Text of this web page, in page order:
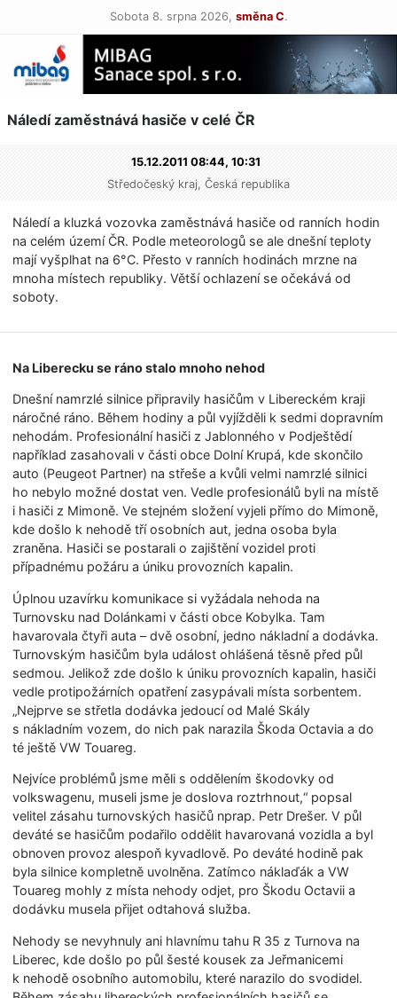
Sobota 8. srpna 2026, směna C.
Náledí zaměstnává hasiče v celé ČR
15.12.2011 08:44, 10:31
Středočeský kraj, Česká republika
Náledí a kluzká vozovka zaměstnává hasiče od ranních hodin
na celém území ČR. Podle meteorologů se ale dnešní teploty
mají vyšplhat na 6°C. Přesto v ranních hodinách mrzne na
mnoha místech republiky. Větší ochlazení se očekává od
soboty.
Na Liberecku se ráno stalo mnoho nehod
Dnešní namrzlé silnice připravily hasičům v Libereckém kraji
náročné ráno. Během hodiny a půl vyjížděli k sedmi dopravním
nehodám. Profesionální hasiči z Jablonného v Podještědí
například zasahovali v části obce Dolní Krupá, kde skončilo
auto (Peugeot Partner) na střeše a kvůli velmi namrzlé silnici
ho nebylo možné dostat ven. Vedle profesionálů byli na místě
i hasiči z Mimoně. Ve stejném složení vyjeli přímo do Mimoně,
kde došlo k nehodě tří osobních aut, jedna osoba byla
zraněna. Hasiči se postarali o zajištění vozidel proti
případnému požáru a úniku provozních kapalin.
Úplnou uzavírku komunikace si vyžádala nehoda na
Turnovsku nad Dolánkami v části obce Kobylka. Tam
havarovala čtyři auta – dvě osobní, jedno nákladní a dodávka.
Turnovským hasičům byla událost ohlášená těsně před půl
sedmou. Jelikož zde došlo k úniku provozních kapalin, hasiči
vedle protipožárních opatření zasypávali místa sorbentem.
„Nejprve se střetla dodávka jedoucí od Malé Skály
s nákladním vozem, do nich pak narazila Škoda Octavia a do
té ještě VW Touareg.
Nejvíce problémů jsme měli s oddělením škodovky od
volkswagenu, museli jsme je doslova roztrhnout,“ popsal
velitel zásahu turnovských hasičů nprap. Petr Drešer. V půl
deváté se hasičům podařilo oddělit havarovaná vozidla a byl
obnoven provoz alespoň kyvadlově. Po deváté hodině pak
byla silnice kompletně uvolněna. Zatímco náklaďák a VW
Touareg mohly z místa nehody odjet, pro Škodu Octavii a
dodávku musela přijet odtahová služba.
Nehody se nevyhnuly ani hlavnímu tahu R 35 z Turnova na
Liberec, kde došlo po půl šesté kousek za Jeřmanicemi
k nehodě osobního automobilu, které narazilo do svodidel.